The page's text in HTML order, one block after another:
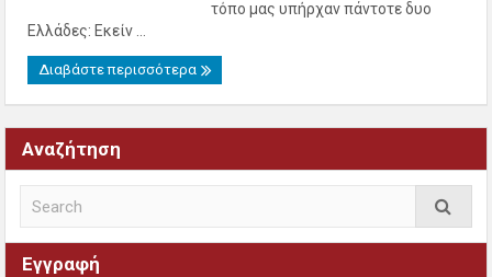
τόπο μας υπήρχαν πάντοτε δυο
Ελλάδες: Εκείν ...
Διαβάστε περισσότερα
Αναζήτηση
Εγγραφή